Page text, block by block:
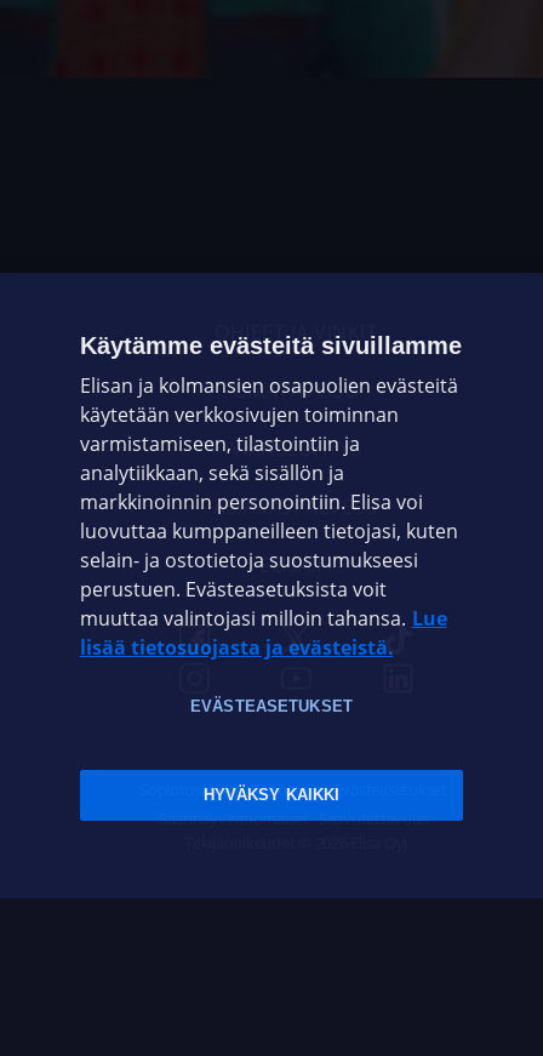
OHJEET JA VINKIT
OMAYHTEISÖ
VIANSELVITYS
ASIAKASPALVELU
ELISA.FI
Sopimusehdot Tietosuoja Evästeasetukset
Sääntelyviranomaiset Saavutettavuus
Käytämme evästeitä sivuillamme
Elisan ja kolmansien osapuolien evästeitä
käytetään verkkosivujen toiminnan
varmistamiseen, tilastointiin ja
analytiikkaan, sekä sisällön ja
markkinoinnin personointiin. Elisa voi
luovuttaa kumppaneilleen tietojasi, kuten
selain- ja ostotietoja suostumukseesi
perustuen. Evästeasetuksista voit
muuttaa valintojasi milloin tahansa. Lue
lisää tietosuojasta ja evästeistä.
EVÄSTEASETUKSET
HYVÄKSY KAIKKI